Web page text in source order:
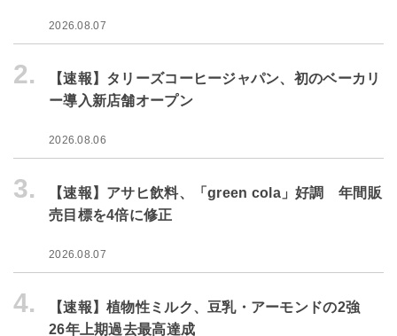
2026.08.07
2.
【速報】タリーズコーヒージャパン、初のベーカリ
ー導入新店舗オープン
2026.08.06
3.
【速報】アサヒ飲料、「green cola」好調 年間販
売目標を4倍に修正
2026.08.07
4.
【速報】植物性ミルク、豆乳・アーモンドの2強
26年上期過去最高達成